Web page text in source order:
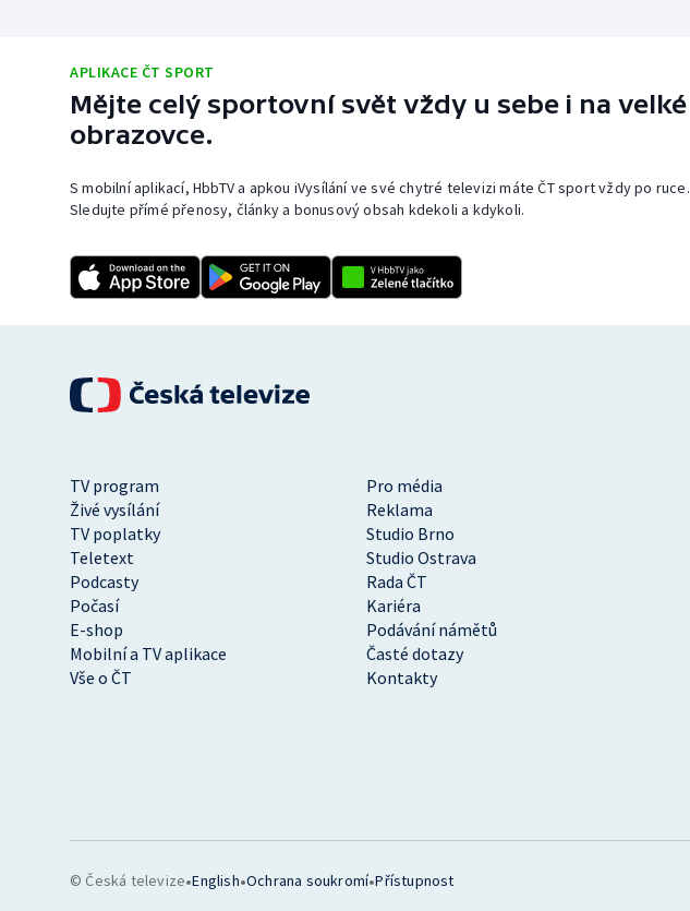
APLIKACE ČT SPORT
Mějte celý sportovní svět vždy u sebe i na velké
obrazovce.
S mobilní aplikací, HbbTV a apkou iVysílání ve své chytré televizi máte ČT sport vždy po ruce.
Sledujte přímé přenosy, články a bonusový obsah kdekoli a kdykoli.
TV program
Pro média
Živé vysílání
Reklama
TV poplatky
Studio Brno
Teletext
Studio Ostrava
Podcasty
Rada ČT
Počasí
Kariéra
E-shop
Podávání námětů
Mobilní a TV aplikace
Časté dotazy
Vše o ČT
Kontakty
© Česká televize•English•Ochrana soukromí•Přístupnost